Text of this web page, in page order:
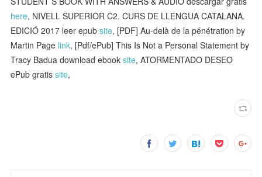
here, NIVELL SUPERIOR C2. CURS DE LLENGUA CATALANA.
EDICIÓ 2017 leer epubsite, [PDF] Au-delà de la pénétration by
Martin Page link, [Pdf/ePub] This Is Not a Personal Statement by
Tracy Badua download ebooksite, ATORMENTADO DESEO
ePub gratissite,